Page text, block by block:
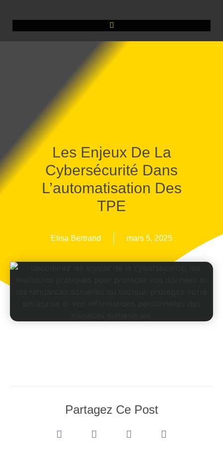
Les Enjeux De La
Cybersécurité Dans
L’automatisation Des
TPE
Elisa Bertrand mars 5, 2025
Partagez Ce Post